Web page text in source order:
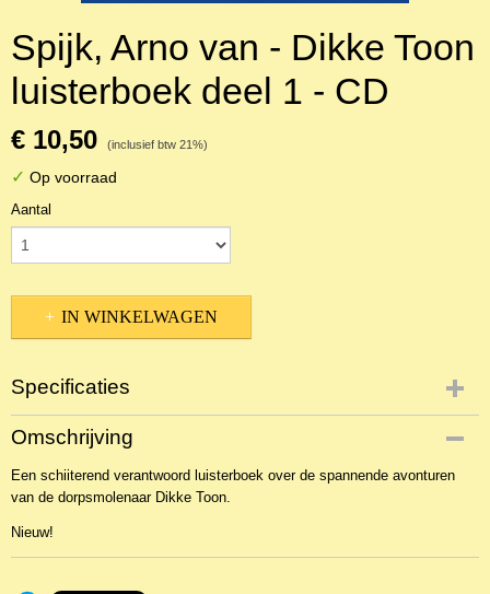
Spijk, Arno van - Dikke Toon
luisterboek deel 1 - CD
€ 10,50 (inclusief btw 21%)
✓ Op voorraad
Aantal
IN WINKELWAGEN
Specificaties
EAN code
9789491601125
Omschrijving
Een schiiterend verantwoord luisterboek over de spannende avonturen
van de dorpsmolenaar Dikke Toon.
Nieuw!